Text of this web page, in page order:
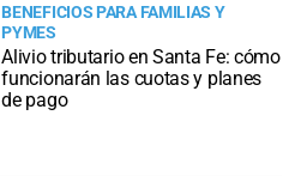
BENEFICIOS PARA FAMILIAS Y
PYMES
Alivio tributario en Santa Fe: cómo
funcionarán las cuotas y planes
de pago